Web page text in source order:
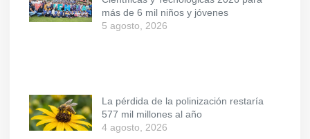
más de 6 mil niños y jóvenes
5 agosto, 2026
La pérdida de la polinización restaría
577 mil millones al año
4 agosto, 2026